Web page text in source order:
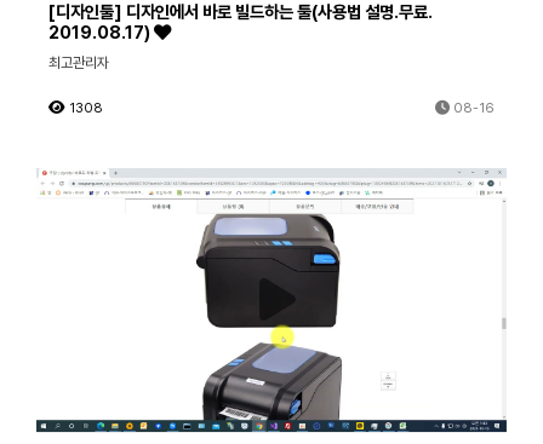
[디자인툴] 디자인에서 바로 빌드하는 툴(사용법 설명.무료.
2019.08.17)
최고관리자
1308 08-16